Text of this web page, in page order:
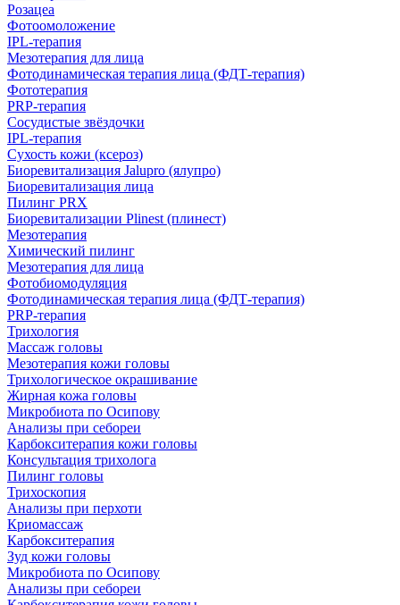
Розацеа
Фотоомоложение
IPL‑терапия
Мезотерапия для лица
Фотодинамическая терапия лица (ФДТ-терапия)
Фототерапия
PRP-терапия
Сосудистые звёздочки
IPL‑терапия
Сухость кожи (ксероз)
Биоревитализация Jalupro (ялупро)
Биоревитализация лица
Пилинг PRX
Биоревитализации Plinest (плинест)
Мезотерапия
Химический пилинг
Мезотерапия для лица
Фотобиомодуляция
Фотодинамическая терапия лица (ФДТ-терапия)
PRP-терапия
Трихология
Массаж головы
Мезотерапия кожи головы
Трихологическое окрашивание
Жирная кожа головы
Микробиота по Осипову
Анализы при себореи
Карбокситерапия кожи головы
Консультация трихолога
Пилинг головы
Трихоскопия
Анализы при перхоти
Криомассаж
Карбокситерапия
Зуд кожи головы
Микробиота по Осипову
Анализы при себореи